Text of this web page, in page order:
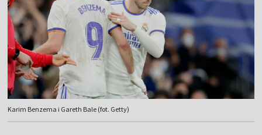
Karim Benzema i Gareth Bale (fot. Getty)